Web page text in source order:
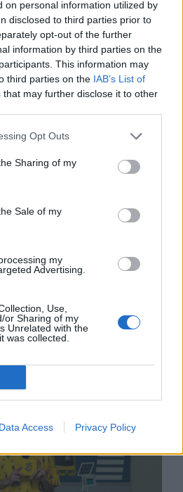
on personal information utilized by
disclosed to third parties prior to
opt-out of the further
information by third parties on the
This information may
third parties on the IAB’s List of
that may further disclose it to other
Opt Outs
Sharing of my
Sale of my
my
Advertising.
Use,
or Sharing of my
Unrelated with the
was collected.
Data Access Privacy Policy
visita escolar en el curso escolar
cuando esté en el nivel 4º de
en los cursos sucesivos.
a estas visitas escolares
municipio de Gran Canaria.